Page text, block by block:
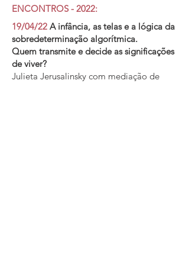
ENCONTROS - 2022:
19/04/22 A infância, as telas e a lógica da
sobredeterminação algorítmica.
Quem transmite e decide as significações
de viver?
Julieta Jerusalinsky com mediação de